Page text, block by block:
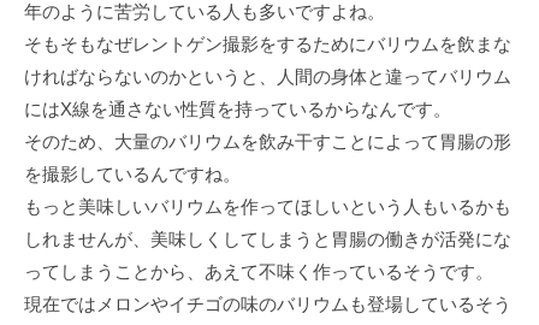
年のように苦労している人も多いですよね。
そもそもなぜレントゲン撮影をするためにバリウムを飲まな
ければならないのかというと、人間の身体と違ってバリウム
にはX線を通さない性質を持っているからなんです。
そのため、大量のバリウムを飲み干すことによって胃腸の形
を撮影しているんですね。
もっと美味しいバリウムを作ってほしいという人もいるかも
しれませんが、美味しくしてしまうと胃腸の働きが活発にな
ってしまうことから、あえて不味く作っているそうです。
現在ではメロンやイチゴの味のバリウムも登場しているそう